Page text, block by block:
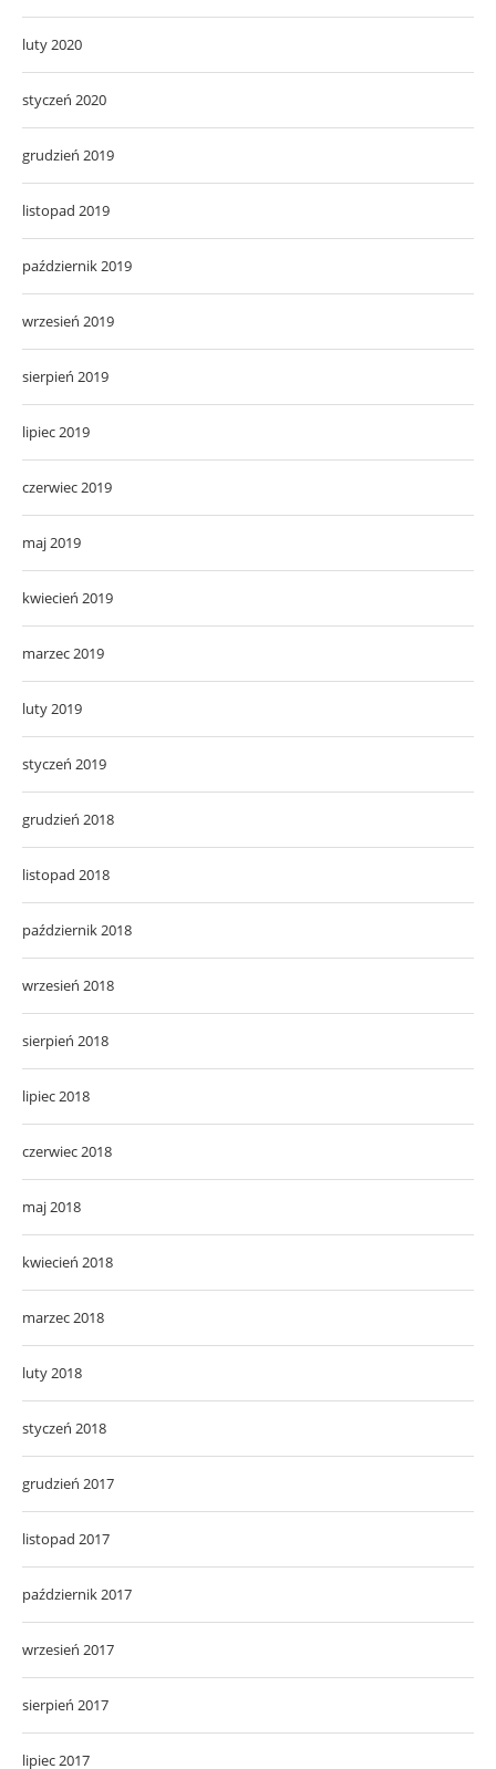
luty 2020
styczeń 2020
grudzień 2019
listopad 2019
październik 2019
wrzesień 2019
sierpień 2019
lipiec 2019
czerwiec 2019
maj 2019
kwiecień 2019
marzec 2019
luty 2019
styczeń 2019
grudzień 2018
listopad 2018
październik 2018
wrzesień 2018
sierpień 2018
lipiec 2018
czerwiec 2018
maj 2018
kwiecień 2018
marzec 2018
luty 2018
styczeń 2018
grudzień 2017
listopad 2017
październik 2017
wrzesień 2017
sierpień 2017
lipiec 2017